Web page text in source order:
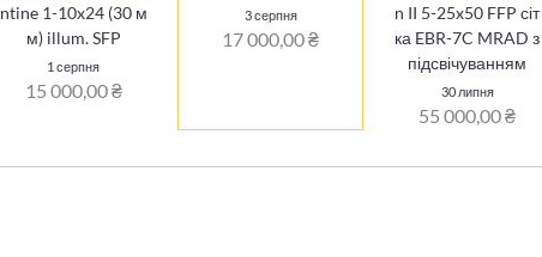
ntine 1-10x24 (30 м
м) illum. SFP
1 серпня
15 000,00 ₴
3 серпня
17 000,00 ₴
n II 5-25x50 FFP сіт
ка EBR-7C MRAD з
підсвічуванням
30 липня
55 000,00 ₴